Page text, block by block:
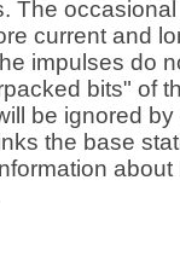
The
current and
impulses do
bits" of
be ignored
the base